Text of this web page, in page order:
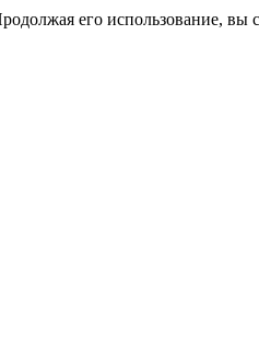
его использование, вы